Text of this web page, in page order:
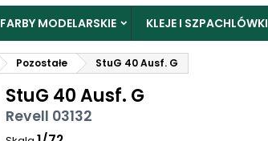
FARBY MODELARSKIE KLEJE I SZPACHLÓWKI
Pozostałe StuG 40 Ausf. G
StuG 40 Ausf. G
Revell 03132